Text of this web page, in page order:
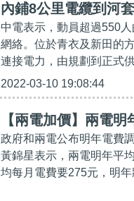
內鋪8公里電纜到河
中電表示，動員超過550
網絡。位於青衣及新田的
連接電力，由規劃到正式
2022-03-10 19:08:44
【兩電加價】兩電
政府和兩電公布明年電費
黃錦星表示，兩電明年平
均每月電費要275元，明